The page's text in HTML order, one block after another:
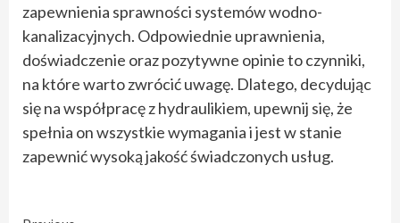
zapewnienia sprawności systemów wodno-
kanalizacyjnych. Odpowiednie uprawnienia,
doświadczenie oraz pozytywne opinie to czynniki,
na które warto zwrócić uwagę. Dlatego, decydując
się na współpracę z hydraulikiem, upewnij się, że
spełnia on wszystkie wymagania i jest w stanie
zapewnić wysoką jakość świadczonych usług.